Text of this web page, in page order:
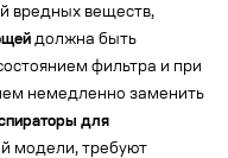
вредных веществ,
должна быть
фильтра и при
немедленно заменить
для
модели, требуют